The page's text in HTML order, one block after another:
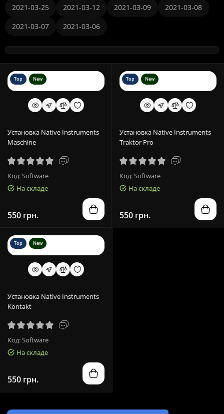
2021-03-25 2021-03-12 2021-03-09
2021-03-08
2021-03-07
2021-03-06
Top New
Установка Native Instruments
Maschine
Код: Software
На складе
550 грн.
Top New
Установка Native Instruments
Traktor Pro
Код: Software
На складе
550 грн.
Top New
Установка Native Instruments
Kontakt
Код: Software
На складе
550 грн.